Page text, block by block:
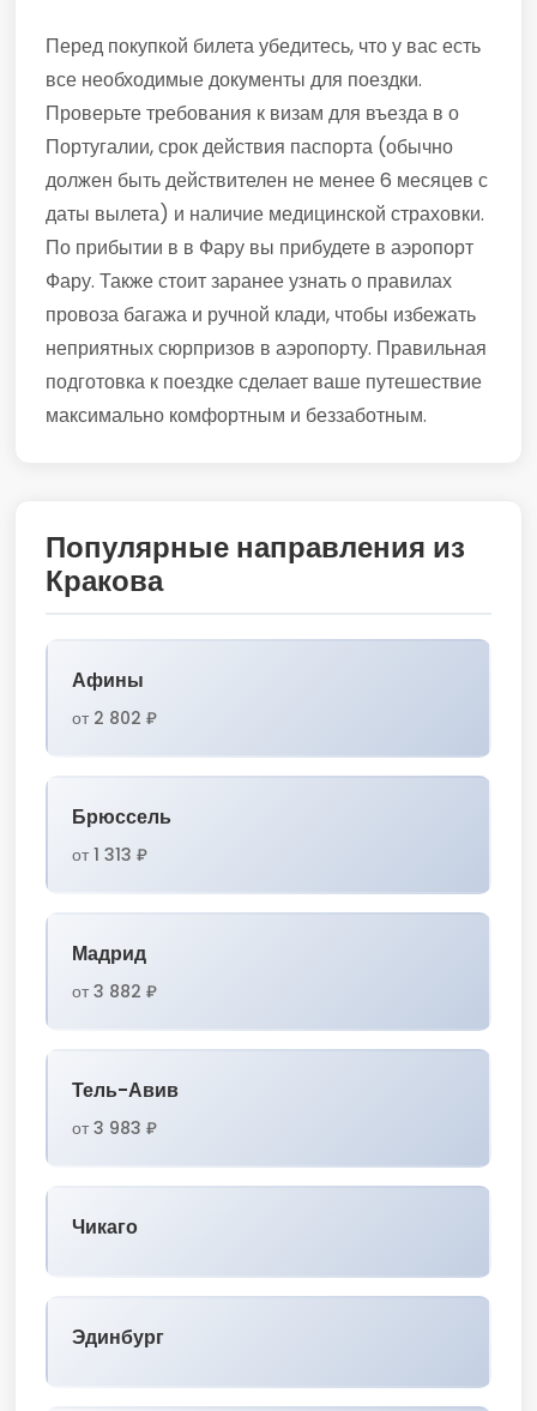
Перед покупкой билета убедитесь, что у вас есть
все необходимые документы для поездки.
Проверьте требования к визам для въезда в о
Португалии, срок действия паспорта (обычно
должен быть действителен не менее 6 месяцев с
даты вылета) и наличие медицинской страховки.
По прибытии в в Фару вы прибудете в аэропорт
Фару. Также стоит заранее узнать о правилах
провоза багажа и ручной клади, чтобы избежать
неприятных сюрпризов в аэропорту. Правильная
подготовка к поездке сделает ваше путешествие
максимально комфортным и беззаботным.
Популярные направления из
Кракова
Афины
от 2 802 ₽
Брюссель
от 1 313 ₽
Мадрид
от 3 882 ₽
Тель-Авив
от 3 983 ₽
Чикаго
Эдинбург